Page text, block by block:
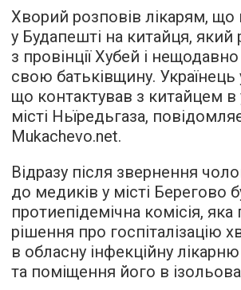
Хворий розповів лікарям,
у Будапешті на китайця,
з провінції Хубей і
свою батьківщину. Українець
що контактував з китайцем в
місті Ньїредьгаза,
Mukachevo.net.
Відразу після звернення
до медиків у місті Берегово
протиепідемічна комісія,
рішення про госпіталізацію
в обласну інфекційну лікарню
та поміщення його в